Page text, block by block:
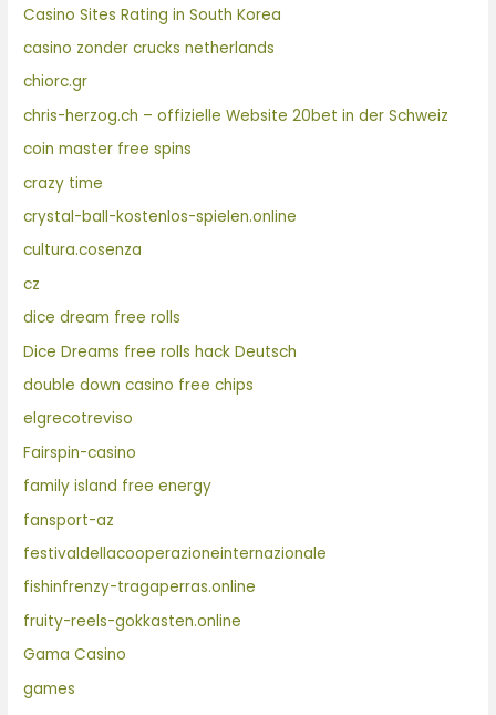
Casino Sites Rating in South Korea
casino zonder crucks netherlands
chiorc.gr
chris-herzog.ch – offizielle Website 20bet in der Schweiz
coin master free spins
crazy time
crystal-ball-kostenlos-spielen.online
cultura.cosenza
cz
dice dream free rolls
Dice Dreams free rolls hack Deutsch
double down casino free chips
elgrecotreviso
Fairspin-casino
family island free energy
fansport-az
festivaldellacooperazioneinternazionale
fishinfrenzy-tragaperras.online
fruity-reels-gokkasten.online
Gama Casino
games